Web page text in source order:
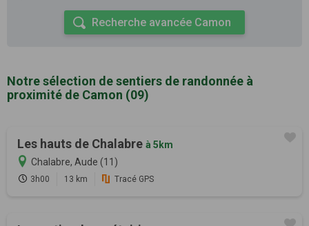
Recherche avancée Camon
Notre sélection de sentiers de randonnée à
proximité de Camon (09)
Les hauts de Chalabre à 5km
Chalabre, Aude (11)
3h00 13 km Tracé GPS